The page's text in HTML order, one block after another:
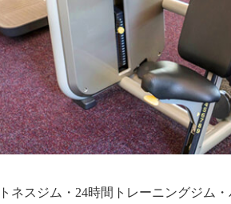
ネスジム・24時間トレーニングジム